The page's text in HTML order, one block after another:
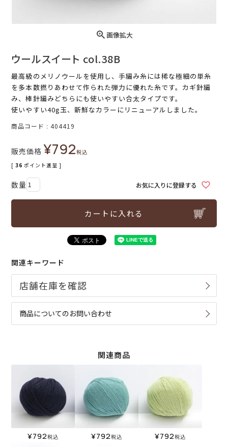
画像拡大
ウールスイート col.38B
最高級のメリノウールを使用し、手編み糸には稀な極細の単糸
を多本数撚りあわせて作られた弾力に優れた糸です。カギ針編
み、棒針編みどちらにも使いやすい合太タイプです。
使いやすい40g玉、新鮮なカラーにリニューアルしました。
商品コード 404419
販売価格 ¥792税込
[ 36 ポイント進呈 ]
お気に入りに登録する
カートに入れる
関連キーワード
商品についてのお問い合わせ
関連商品
¥792税込 ¥792税込 ¥792税込